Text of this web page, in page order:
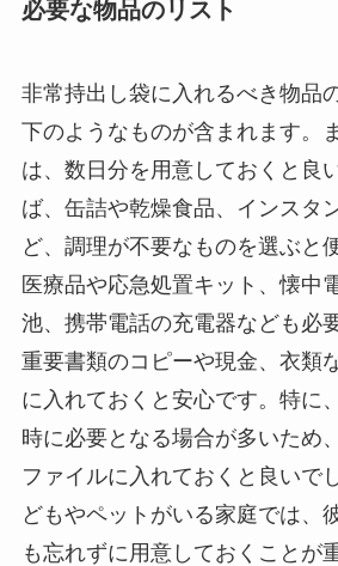
必要な物品のリスト
非常持出し袋に入れるべき物品
下のようなものが含まれます。
は、数日分を用意しておくと良
ば、缶詰や乾燥食品、インスタ
ど、調理が不要なものを選ぶと
医療品や応急処置キット、懐中
池、携帯電話の充電器なども必
重要書類のコピーや現金、衣類
に入れておくと安心です。特に
時に必要となる場合が多いため
ファイルに入れておくと良いで
どもやペットがいる家庭では、
も忘れずに用意しておくことが